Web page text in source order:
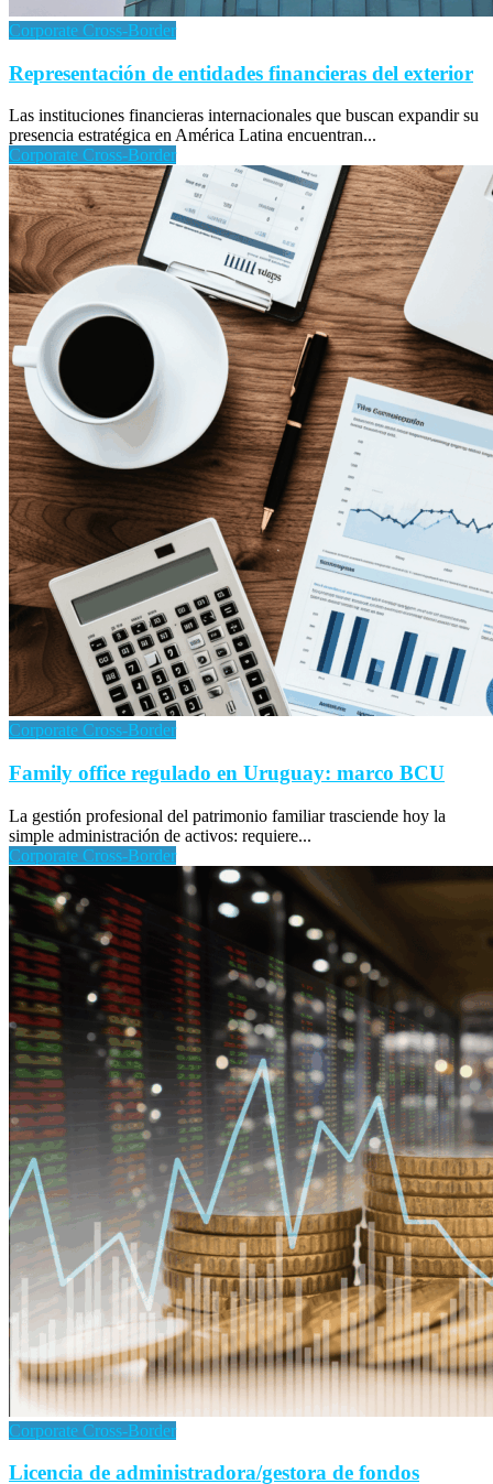
Corporate Cross-Border
Representación de entidades financieras del exterior
Las instituciones financieras internacionales que buscan expandir su
presencia estratégica en América Latina encuentran...
Corporate Cross-Border
Corporate Cross-Border
Family office regulado en Uruguay: marco BCU
La gestión profesional del patrimonio familiar trasciende hoy la
simple administración de activos: requiere...
Corporate Cross-Border
Corporate Cross-Border
Licencia de administradora/gestora de fondos